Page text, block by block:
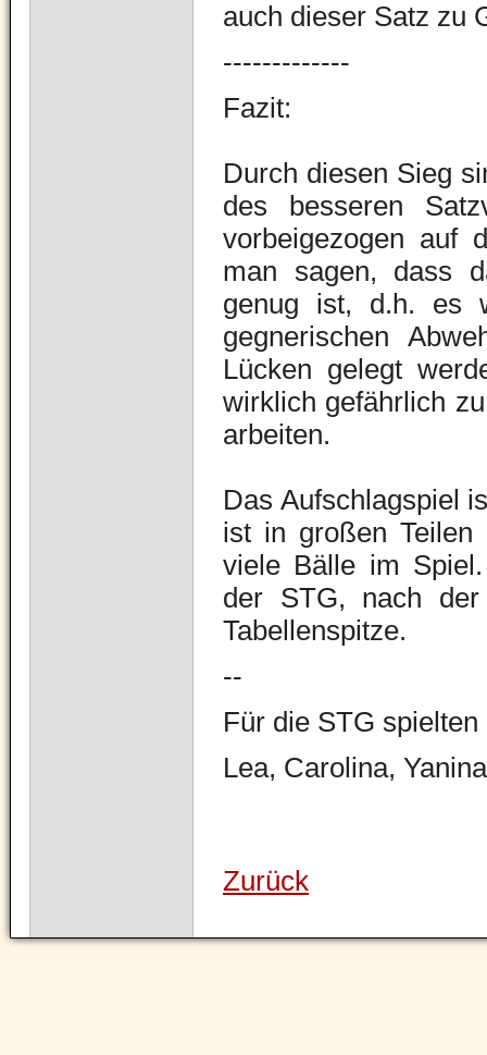
auch dieser Satz zu
-------------
Fazit:
Durch diesen Sieg
des besseren
vorbeigezogen auf
man sagen, dass
genug ist, d.h. es
gegnerischen
Lücken gelegt
wirklich gefährlich
arbeiten.
Das Aufschlagspiel
ist in großen Teilen
viele Bälle im
der STG, nach
Tabellenspitze.
--
Für die STG
Lea, Carolina,
Zurück
Navigation